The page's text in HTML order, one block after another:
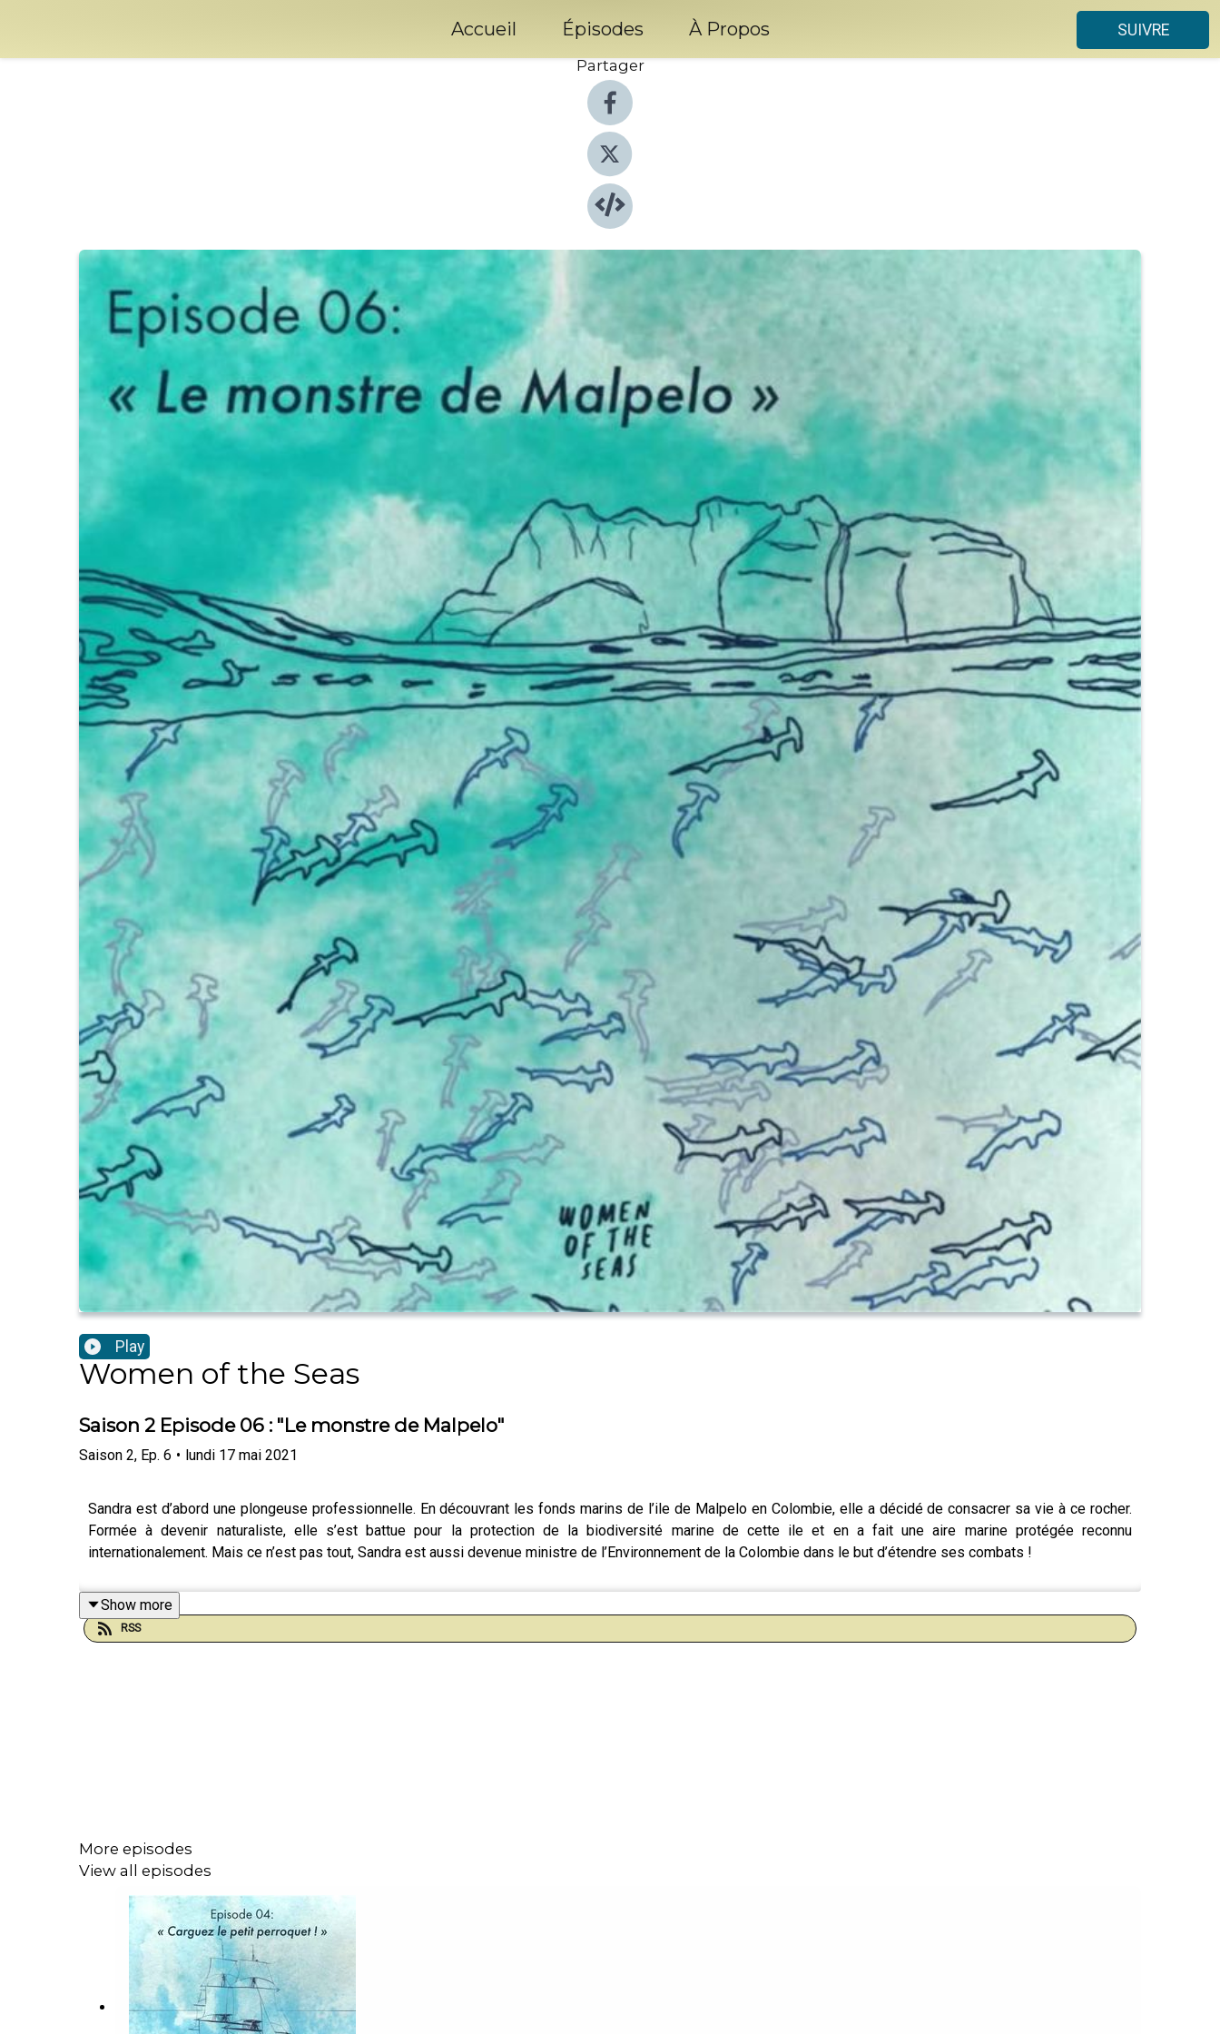
Accueil Épisodes À Propos
SUIVRE
Partager
Play
Women of the Seas
Saison 2 Episode 06 : "Le monstre de Malpelo"
Saison 2, Ep. 6 • lundi 17 mai 2021
Sandra est d’abord une plongeuse professionnelle. En découvrant les fonds marins de l’ile de Malpelo en Colombie, elle a décidé de consacrer sa vie à ce rocher.
Formée à devenir naturaliste, elle s’est battue pour la protection de la biodiversité marine de cette ile et en a fait une aire marine protégée reconnu
internationalement. Mais ce n’est pas tout, Sandra est aussi devenue ministre de l’Environnement de la Colombie dans le but d’étendre ses combats !
Show more
RSS
More episodes
View all episodes